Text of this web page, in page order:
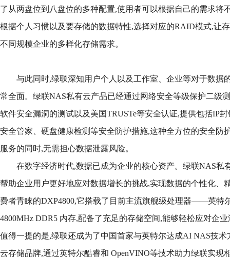
了从两盘位到八盘位的多种配置,使用者可以根据自己的需求将
根据个人习惯以及要存储的数据特性,选择对应的RAID模式,让
不同规模企业的多样化存储需求。
与此同时,绿联深知用户个人以及工作室、企业等对于数据
常全面。绿联NAS私有云产品已经通过网络安全等级保护二级
软件安全漏洞的测试以及美国TRUSTe等安全认证,提供包括IP
安全管家、硬盘健康检测等安全防护措施,这种全方位的安全防
服务的同时,无需担心数据泄露风险。
在数字经济时代,数据已成为企业的核心资产。绿联NAS私
帮助企业用户更好地应对数据增长的挑战,实现数据的个性化、
费者青睐的DXP4800,它搭载了目前主流旗舰级处理器——英特
4800MHz DDR5 内存,配备了充足的存储空间,能够轻松应对企
值得一提的是,绿联还成为了中国首家与英特尔达成AI NAS技
云存储品牌,通过英特尔酷睿和 OpenVINO等技术助力绿联实现